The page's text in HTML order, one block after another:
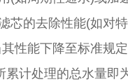
芯的去除性能(如对
性能下降至标准规
累计处理的总水量即